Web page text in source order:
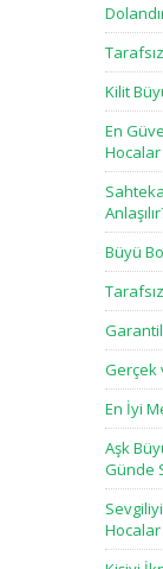
Kilit
En
Hocalar
Büyü
Gerçek
En İyi
Aşk
Günde
Hocalar